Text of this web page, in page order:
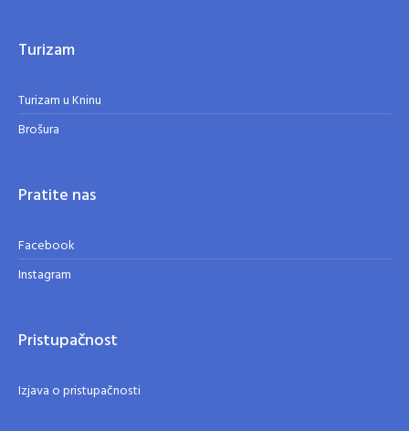
Turizam
Turizam u Kninu
Brošura
Pratite nas
Facebook
Instagram
Pristupačnost
Izjava o pristupačnosti